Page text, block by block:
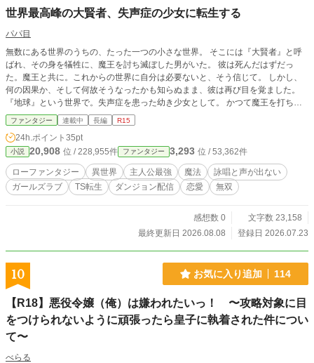
世界最高峰の大賢者、失声症の少女に転生する
パパ目
無数にある世界のうちの、たった一つの小さな世界。 そこには『大賢者』と呼
ばれ、その身を犠牲に、魔王を討ち滅ぼした男がいた。 彼は死んだはずだっ
た。魔王と共に。これからの世界に自分は必要ないと、そう信じて。 しかし、
何の因果か、そして何故そうなったかも知らぬまま、彼は再び目を覚ました。
『地球』という世界で。失声症を患った幼き少女として。 かつて魔王を打ち破
った『大賢者』は、ダンジョンが存在する現代世界で戸惑いつつも生きていく。
魔法の行使に必要不可欠な詠唱ができずとも、前世の経験を活かし、地球の常識
を打ち砕きながら。
ファンタジー 連載中 長編 R15
24h.ポイント 35pt
小説 20,908 位 / 228,955件 ファンタジー 3,293 位 / 53,362件
ローファンタジー 異世界 主人公最強 魔法
詠唱と声が出ない
ガールズラブ
TS転生 ダンジョン配信 恋愛 無双
感想数 0
文字数 23,158
最終更新日 2026.08.08
登録日 2026.07.23
10 お気に入り追加 114
【R18】悪役令嬢（俺）は嫌われたいっ！ 〜攻略対象に目
をつけられないように頑張ったら皇子に執着された件につい
て〜
べらる